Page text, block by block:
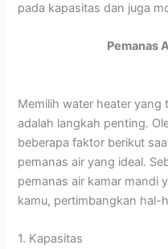
pada kapasitas dan juga
Pemanas
Memilih water heater
adalah langkah penting.
beberapa faktor berikut
pemanas air yang ideal.
pemanas air kamar mandi
kamu, pertimbangkan hal-
1. Kapasitas